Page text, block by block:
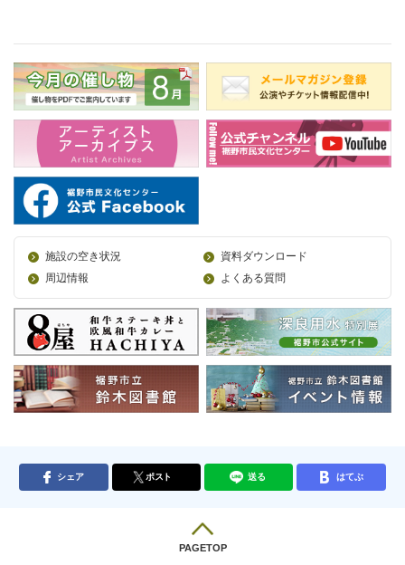
施設の空き状況
資料ダウンロード
周辺情報
よくある質問
シェア ポスト 送る はてぶ
PAGETOP